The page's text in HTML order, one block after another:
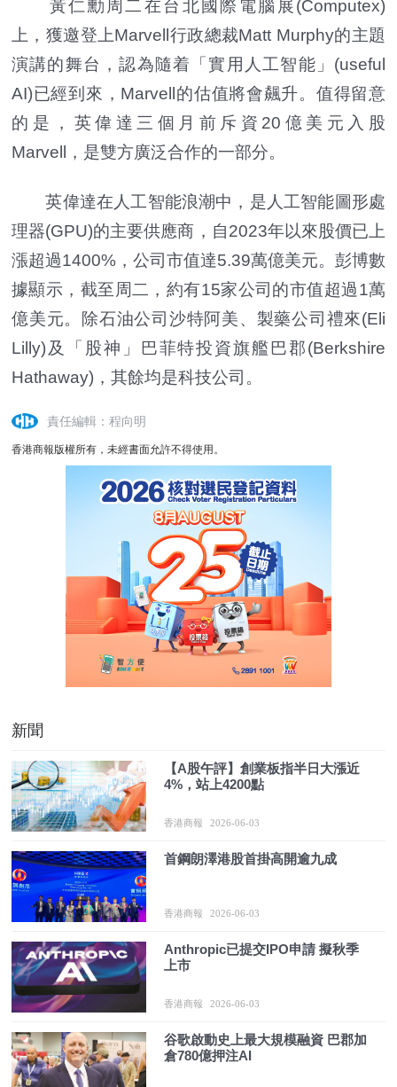
黃仁勳周二在台北國際電腦展(Computex)
上，獲邀登上Marvell行政總裁Matt Murphy的主題
演講的舞台，認為隨着「實用人工智能」(useful
AI)已經到來，Marvell的估值將會飆升。值得留意
的是，英偉達三個月前斥資20億美元入股
Marvell，是雙方廣泛合作的一部分。
英偉達在人工智能浪潮中，是人工智能圖形處
理器(GPU)的主要供應商，自2023年以來股價已上
漲超過1400%，公司市值達5.39萬億美元。彭博數
據顯示，截至周二，約有15家公司的市值超過1萬
億美元。除石油公司沙特阿美、製藥公司禮來(Eli
Lilly)及「股神」巴菲特投資旗艦巴郡(Berkshire
Hathaway)，其餘均是科技公司。
責任編輯：程向明
香港商報版權所有，未經書面允許不得使用。
新聞
【A股午評】創業板指半日大漲近
4%，站上4200點
香港商報 2026-06-03
首鋼朗澤港股首掛高開逾九成
香港商報 2026-06-03
Anthropic已提交IPO申請 擬秋季
上市
香港商報 2026-06-03
谷歌啟動史上最大規模融資 巴郡加
倉780億押注AI